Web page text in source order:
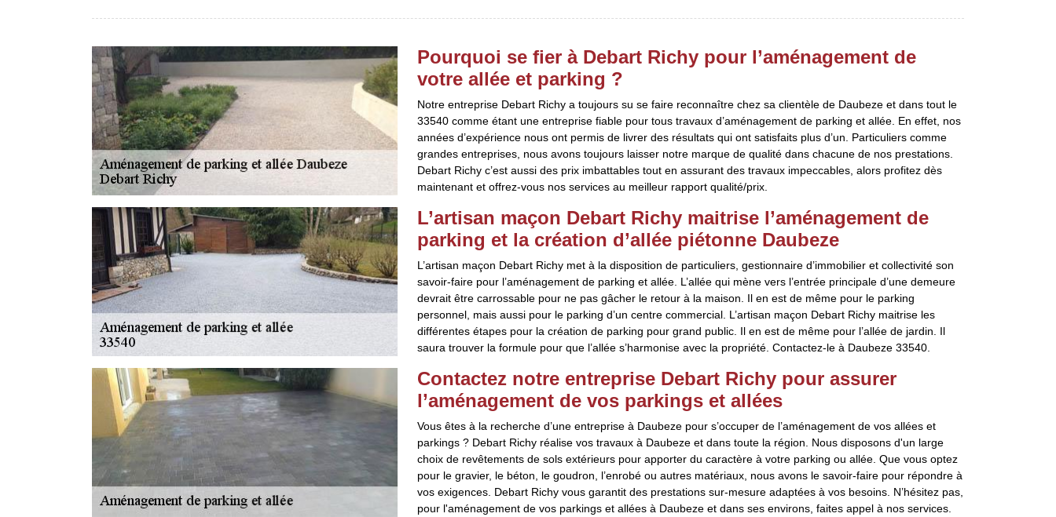
Pourquoi se fier à Debart Richy pour l’aménagement de
votre allée et parking ?
Notre entreprise Debart Richy a toujours su se faire reconnaître chez sa clientèle de Daubeze et dans tout le
33540 comme étant une entreprise fiable pour tous travaux d’aménagement de parking et allée. En effet, nos
années d’expérience nous ont permis de livrer des résultats qui ont satisfaits plus d’un. Particuliers comme
grandes entreprises, nous avons toujours laisser notre marque de qualité dans chacune de nos prestations.
Debart Richy c’est aussi des prix imbattables tout en assurant des travaux impeccables, alors profitez dès
maintenant et offrez-vous nos services au meilleur rapport qualité/prix.
L’artisan maçon Debart Richy maitrise l’aménagement de
parking et la création d’allée piétonne Daubeze
L’artisan maçon Debart Richy met à la disposition de particuliers, gestionnaire d’immobilier et collectivité son
savoir-faire pour l’aménagement de parking et allée. L’allée qui mène vers l’entrée principale d’une demeure
devrait être carrossable pour ne pas gâcher le retour à la maison. Il en est de même pour le parking
personnel, mais aussi pour le parking d’un centre commercial. L’artisan maçon Debart Richy maitrise les
différentes étapes pour la création de parking pour grand public. Il en est de même pour l’allée de jardin. Il
saura trouver la formule pour que l’allée s’harmonise avec la propriété. Contactez-le à Daubeze 33540.
Contactez notre entreprise Debart Richy pour assurer
l’aménagement de vos parkings et allées
Vous êtes à la recherche d’une entreprise à Daubeze pour s’occuper de l’aménagement de vos allées et
parkings ? Debart Richy réalise vos travaux à Daubeze et dans toute la région. Nous disposons d'un large
choix de revêtements de sols extérieurs pour apporter du caractère à votre parking ou allée. Que vous optez
pour le gravier, le béton, le goudron, l’enrobé ou autres matériaux, nous avons le savoir-faire pour répondre à
vos exigences. Debart Richy vous garantit des prestations sur-mesure adaptées à vos besoins. N’hésitez pas,
pour l'aménagement de vos parkings et allées à Daubeze et dans ses environs, faites appel à nos services.